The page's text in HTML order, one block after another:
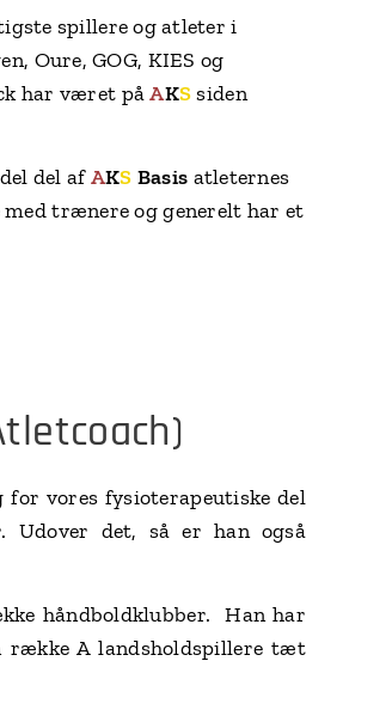
spillere og atleter i
Oure, GOG, KIES og
har været påAKSsiden
del afAKS Basis atleternes
trænere og generelt har et
vores fysioterapeutiske del
Udover det, så er han også
håndboldklubber. Han har
A landsholdspillere tæt